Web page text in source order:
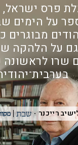
פרס ישראל,
על הימים
מבוגרים
על הלהקה
שרו לראשונה
רייכנר